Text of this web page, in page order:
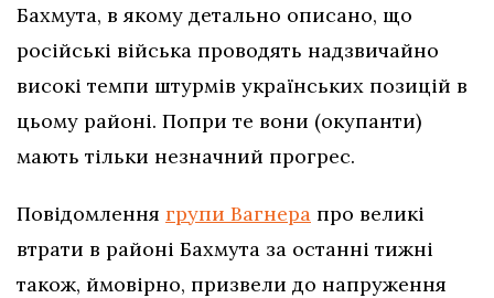
Бахмута, в якому детально описано, що
російські війська проводять надзвичайно
високі темпи штурмів українських позицій в
цьому районі. Попри те вони (окупанти)
мають тільки незначний прогрес.
Повідомлення групи Вагнера про великі
втрати в районі Бахмута за останні тижні
також, ймовірно, призвели до напруження